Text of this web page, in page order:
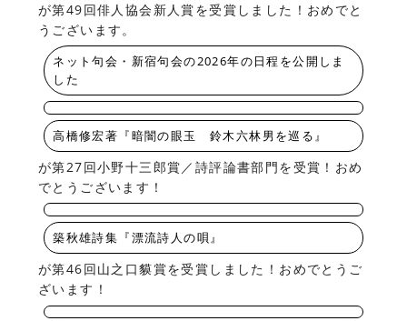
が第49回俳人協会新人賞を受賞しました！おめでと
うございます。
ネット句会・新宿句会の2026年の日程を公開しま
した
高橋修宏著『暗闇の眼玉 鈴木六林男を巡る』
が第27回小野十三郎賞／詩評論書部門を受賞！おめ
でとうございます！
築秋雄詩集『漂流詩人の唄』
が第46回山之口貘賞を受賞しました！おめでとうご
ざいます！